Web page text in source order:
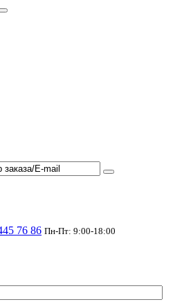
76 86 Пн-Пт: 9:00-18:00